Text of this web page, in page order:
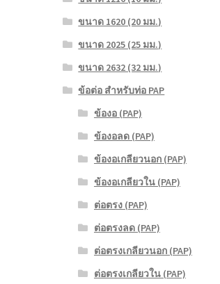
ขนาด 1620 (20 มม.)
ขนาด 2025 (25 มม.)
ขนาด 2632 (32 มม.)
ข้อต่อ สำหรับท่อ PAP
ข้องอ (PAP)
ข้องอลด (PAP)
ข้องอเกลียวนอก (PAP)
ข้องอเกลียวใน (PAP)
ต่อตรง (PAP)
ต่อตรงลด (PAP)
ต่อตรงเกลียวนอก (PAP)
ต่อตรงเกลียวใน (PAP)